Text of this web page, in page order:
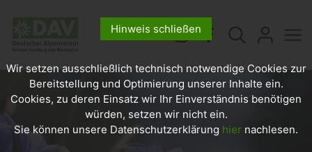
Hinweis schließen
Wir setzen ausschließlich technisch notwendige Cookies zur
Bereitstellung und Optimierung unserer Inhalte ein.
Cookies, zu deren Einsatz wir Ihr Einverständnis benötigen
würden, setzen wir nicht ein.
Sie können unsere Datenschutzerklärung hier nachlesen.